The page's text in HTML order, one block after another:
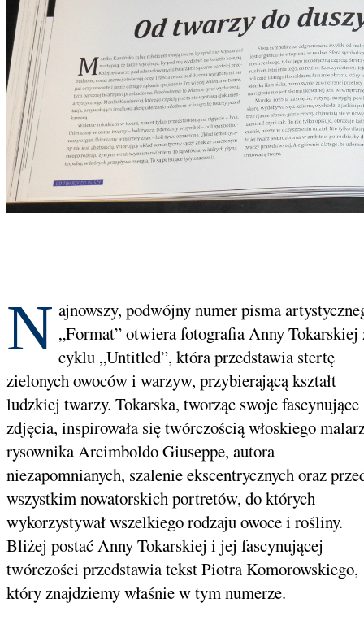
N ajnowszy, podwójny numer pisma
„Format” otwiera fotografia Anny Tokarskiej
cyklu „Untitled”, która przedstawia stertę
zielonych owoców i warzyw, przybierającą kształt
ludzkiej twarzy. Tokarska, tworząc swoje fascynujące
zdjęcia, inspirowała się twórczością włoskiego
rysownika Arcimboldo Giuseppe, autora
niezapomnianych, szalenie ekscentrycznych oraz
wszystkim nowatorskich portretów, do których
wykorzystywał wszelkiego rodzaju owoce i rośliny.
Bliżej postać Anny Tokarskiej i jej fascynującej
twórczości przedstawia tekst Piotra Komorowskiego,
który znajdziemy właśnie w tym numerze.